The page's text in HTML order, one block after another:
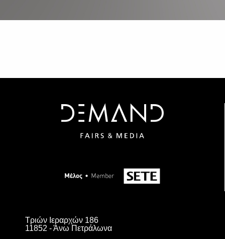
Τριών Ιεραρχών 186
11852 - Άνω Πετράλωνα